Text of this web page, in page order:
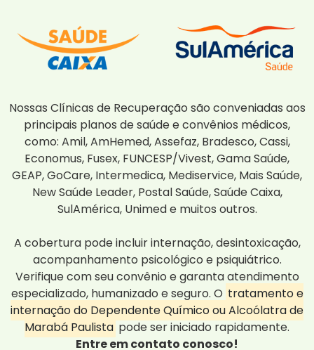
Nossas Clínicas de Recuperação são conveniadas aos
principais planos de saúde e convênios médicos,
como: Amil, AmHemed, Assefaz, Bradesco, Cassi,
Economus, Fusex, FUNCESP/Vivest, Gama Saúde,
GEAP, GoCare, Intermedica, Mediservice, Mais Saúde,
New Saúde Leader, Postal Saúde, Saúde Caixa,
SulAmérica, Unimed e muitos outros.
A cobertura pode incluir internação, desintoxicação,
acompanhamento psicológico e psiquiátrico.
Verifique com seu convênio e garanta atendimento
especializado, humanizado e seguro. O tratamento e
internação do Dependente Químico ou Alcoólatra de
Marabá Paulista pode ser iniciado rapidamente.
Entre em contato conosco!